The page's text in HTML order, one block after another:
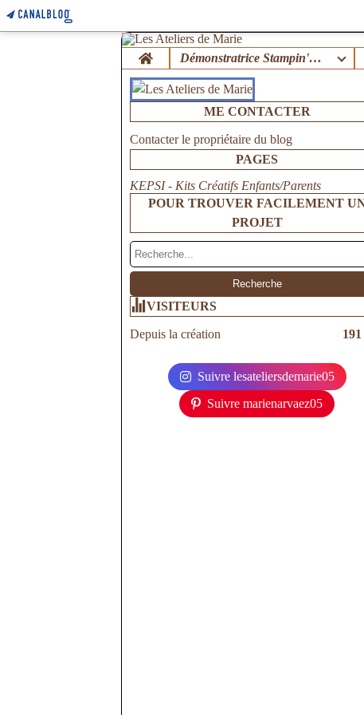
Home Démonstratrice Stampin'Up !
ME CONTACTER
Contacter le propriétaire du blog
PAGES
KEPSI - Kits Créatifs Enfants/Parents
POUR TROUVER FACILEMENT
PROJET
VISITEURS
Depuis la création
Suivre lesateliersdemarie05
Suivre marienarvaez05